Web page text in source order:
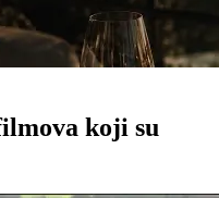
koji su